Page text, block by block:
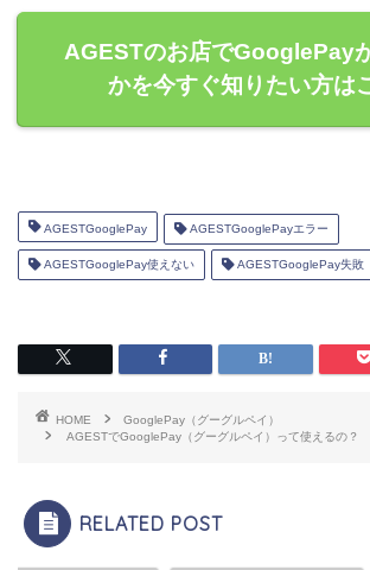
AGESTのお店でGooglePay
かを今すぐ知りたい方は
AGESTGooglePay AGESTGooglePayエラー
AGESTGooglePay使えない AGESTGooglePay失敗
HOME
GooglePay（グーグルペイ）
AGESTでGooglePay（グーグルペイ）って使えるの？
RELATED POST